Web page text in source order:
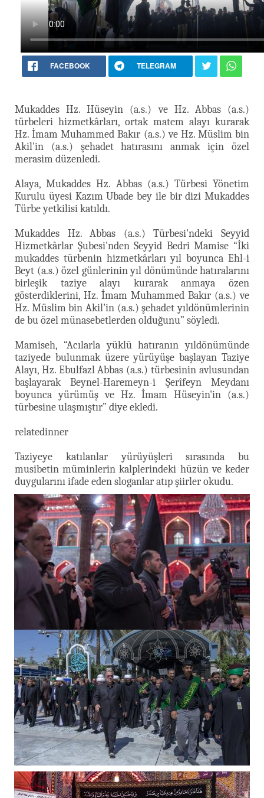
FACEBOOK TELEGRAM
Mukaddes Hz. Hüseyin (a.s.) ve Hz. Abbas (a.s.)
türbeleri hizmetkârları, ortak matem alayı kurarak
Hz. İmam Muhammed Bakır (a.s.) ve Hz. Müslim bin
Akil'in (a.s.) şehadet hatırasını anmak için özel
merasim düzenledi.
Alaya, Mukaddes Hz. Abbas (a.s.) Türbesi Yönetim
Kurulu üyesi Kazım Ubade bey ile bir dizi Mukaddes
Türbe yetkilisi katıldı.
Mukaddes Hz. Abbas (a.s.) Türbesi'ndeki Seyyid
Hizmetkârlar Şubesi'nden Seyyid Bedri Mamise “İki
mukaddes türbenin hizmetkârları yıl boyunca Ehl-i
Beyt (a.s.) özel günlerinin yıl dönümünde hatıralarını
birleşik taziye alayı kurarak anmaya özen
gösterdiklerini, Hz. İmam Muhammed Bakır (a.s.) ve
Hz. Müslim bin Akil'in (a.s.) şehadet yıldönümlerinin
de bu özel münasebetlerden olduğunu” söyledi.
Mamiseh, “Acılarla yüklü hatıranın yıldönümünde
taziyede bulunmak üzere yürüyüşe başlayan Taziye
Alayı, Hz. Ebulfazl Abbas (a.s.) türbesinin avlusundan
başlayarak Beynel-Haremeyn-i Şerîfeyn Meydanı
boyunca yürümüş ve Hz. İmam Hüseyin'in (a.s.)
türbesine ulaşmıştır” diye ekledi.
relatedinner
Taziyeye katılanlar yürüyüşleri sırasında bu
musibetin müminlerin kalplerindeki hüzün ve keder
duygularını ifade eden sloganlar atıp şiirler okudu.